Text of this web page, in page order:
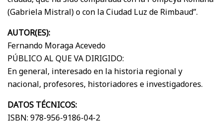
(Gabriela Mistral) o con la Ciudad Luz de Rimbaud”.
AUTOR(ES):
Fernando Moraga Acevedo
PÚBLICO AL QUE VA DIRIGIDO:
En general, interesado en la historia regional y
nacional, profesores, historiadores e investigadores.
DATOS TÉCNICOS:
ISBN: 978-956-9186-04-2